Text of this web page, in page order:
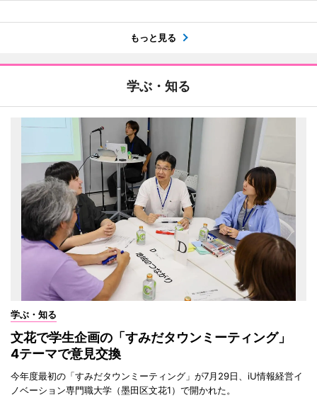
もっと見る
学ぶ・知る
学ぶ・知る
文花で学生企画の「すみだタウンミーティング」
4テーマで意見交換
今年度最初の「すみだタウンミーティング」が7月29日、iU情報経営イ
ノベーション専門職大学（墨田区文花1）で開かれた。